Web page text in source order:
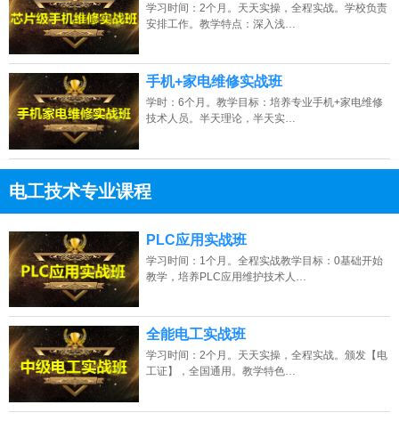
学习时间：2个月。天天实操，全程实战。学校负责
安排工作。教学特点：深入浅…
手机+家电维修实战班
学时：6个月。教学目标：培养专业手机+家电维修
技术人员。半天理论，半天实…
电工技术专业课程
点击免费咨询电话： 13807313137
PLC应用实战班
学习时间：1个月。全程实战教学目标：0基础开始
教学，培养PLC应用维护技术人…
全能电工实战班
学习时间：2个月。天天实操，全程实战。颁发【电
工证】，全国通用。教学特色…